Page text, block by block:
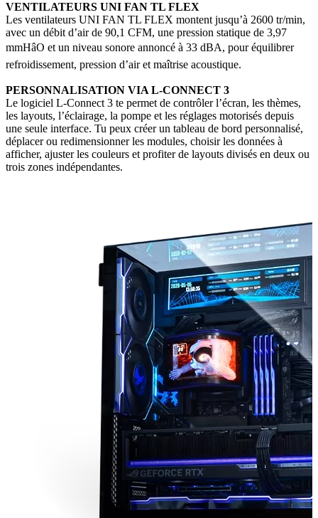
VENTILATEURS UNI FAN TL FLEX
Les ventilateurs UNI FAN TL FLEX montent jusqu’à 2600 tr/min,
avec un débit d’air de 90,1 CFM, une pression statique de 3,97
mmHâO et un niveau sonore annoncé à 33 dBA, pour équilibrer
refroidissement, pression d’air et maîtrise acoustique.
PERSONNALISATION VIA L-CONNECT 3
Le logiciel L-Connect 3 te permet de contrôler l’écran, les thèmes,
les layouts, l’éclairage, la pompe et les réglages motorisés depuis
une seule interface. Tu peux créer un tableau de bord personnalisé,
déplacer ou redimensionner les modules, choisir les données à
afficher, ajuster les couleurs et profiter de layouts divisés en deux ou
trois zones indépendantes.